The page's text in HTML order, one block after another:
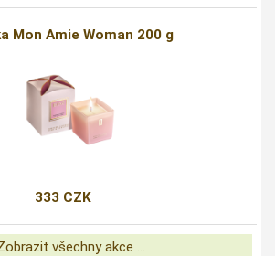
Mon Amie Woman 200 g
333 CZK
všechny akce ...